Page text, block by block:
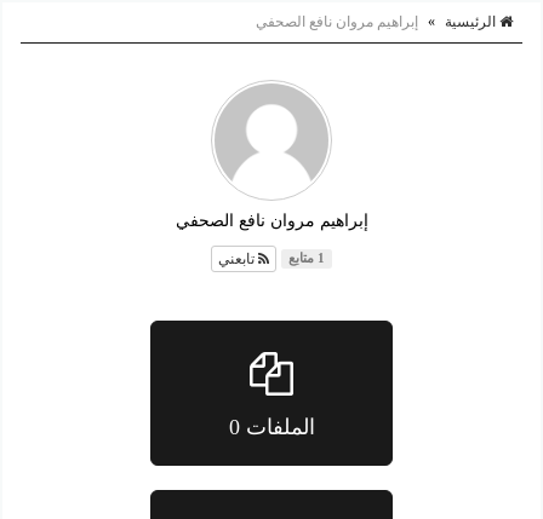
الرئيسية » إبراهيم مروان نافع الصحفي
إبراهيم مروان نافع الصحفي
1 متابع تابعني
الملفات 0